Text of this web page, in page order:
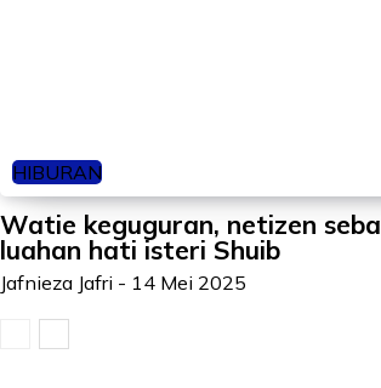
HIBURAN
Watie keguguran, netizen
luahan hati isteri Shuib
Jafnieza Jafri - 14 Mei 2025